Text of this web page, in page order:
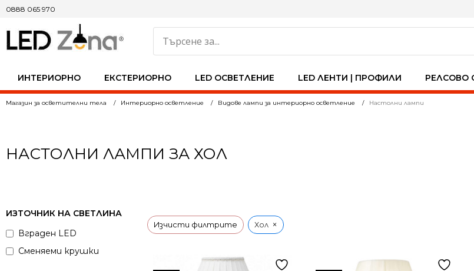
ИНТЕРИОРНО ЕКСТЕРИОРНО LED ОСВЕТЛЕНИЕ LED ЛЕНТИ | ПРОФИЛИ РЕЛСОВО
0888 065 970
Магазин за осветителни тела Интериорно осветление Видове лампи за интериорно осветление Настолни лампи
НАСТОЛНИ ЛАМПИ ЗА ХОЛ
ИЗТОЧНИК НА СВЕТЛИНА
Вграден LED
Сменяеми крушки
Изчисти филтрите Хол ×